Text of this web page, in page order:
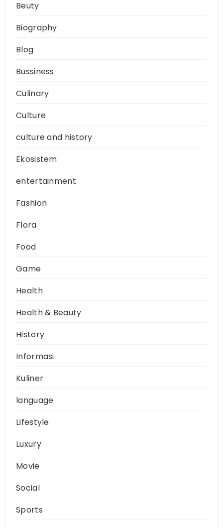
Beuty
Biography
Blog
Bussiness
Culinary
Culture
culture and history
Ekosistem
entertainment
Fashion
Flora
Food
Game
Health
Health & Beauty
History
Informasi
Kuliner
language
Lifestyle
Luxury
Movie
Social
Sports